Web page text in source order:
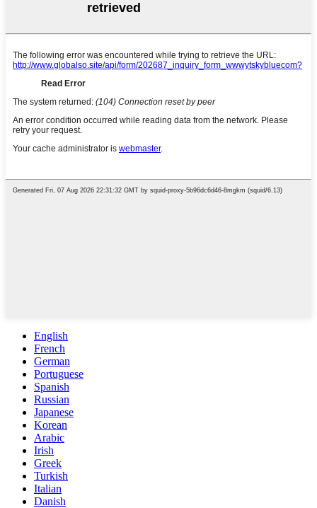
English
French
German
Portuguese
Spanish
Russian
Japanese
Korean
Arabic
Irish
Greek
Turkish
Italian
Danish